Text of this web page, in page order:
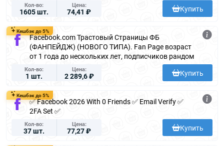
Кол-во
1605 шт.
Цена
74,41 ₽ Купить
Кешбэк до 5%
Facebook.com Трастовый Страницы ФБ
(ФАНПЕЙДЖ) (НОВОГО ТИПА). Fan Page возраст
от 1 года до нескольких лет, подписчиков рандом
Кол-во
1 шт.
Цена
2 289,6 ₽ Купить
Кешбэк до 5%
✅ Facebook 2026 With 0 Friends ✅ Email Verify ✅
2FA Set ✅
Кол-во
37 шт.
Цена
77,27 ₽ Купить